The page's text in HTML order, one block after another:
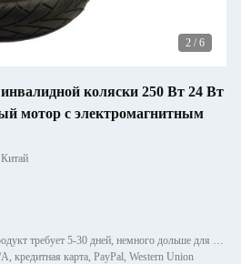
2 / 6
коляски 250 Вт 24 Вт
мотор с электромагнитным
Время доставки: Стандартный продукт требует 5-30 дней, немного дольше для индивидуальных продуктов.
кредитная карта, PayPal, Western Union